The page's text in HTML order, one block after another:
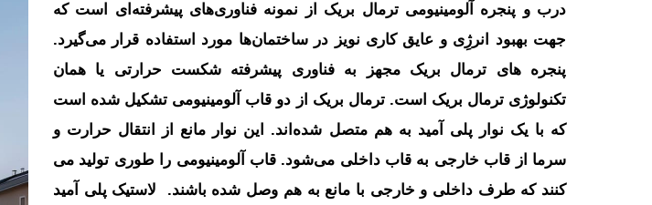
درب و پنجره آلومینیومی ترمال بریک از نمونه فناوری‌های پیشرفته‌ای است که
جهت بهبود انرژِی و عایق کاری نویز در ساختمان‌ها مورد استفاده قرار می‌گیرد.
پنجره های ترمال بریک مجهز به فناوری پیشرفته شکست حرارتی یا همان
تکنولوژی ترمال بریک است. ترمال بریک از دو قاب آلومینیومی تشکیل شده است
که با یک نوار پلی آمید به هم متصل شده‌اند. این نوار مانع از انتقال حرارت و
سرما از قاب خارجی به قاب داخلی می‌شود. قاب آلومینیومی را طوری تولید می
کنند که طرف داخلی و خارجی با مانع به هم وصل شده باشند. لاستیک پلی آمید